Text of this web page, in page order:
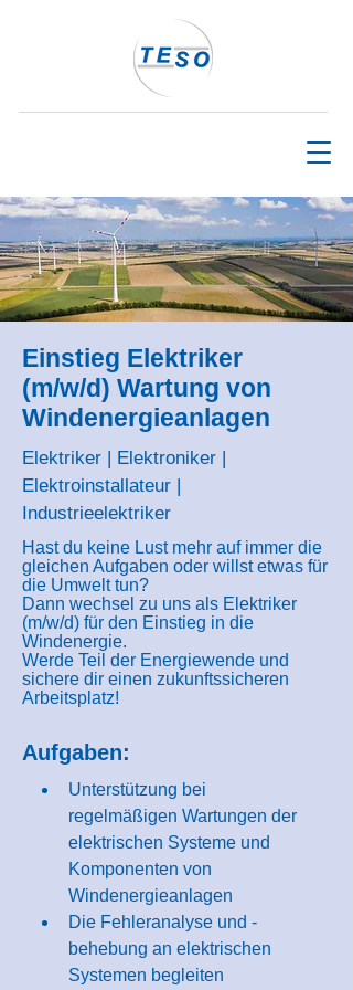
Einstieg Elektriker
(m/w/d) Wartung von
Windenergieanlagen
Elektriker | Elektroniker |
Elektroinstallateur |
Industrieelektriker
Hast du keine Lust mehr auf immer die
gleichen Aufgaben oder willst etwas für
die Umwelt tun?
Dann wechsel zu uns als Elektriker
(m/w/d) für den Einstieg in die
Windenergie.
Werde Teil der Energiewende und
sichere dir einen zukunftssicheren
Arbeitsplatz!
Aufgaben:
Unterstützung bei
regelmäßigen Wartungen der
elektrischen Systeme und
Komponenten von
Windenergieanlagen
Die Fehleranalyse und -
behebung an elektrischen
Systemen begleiten